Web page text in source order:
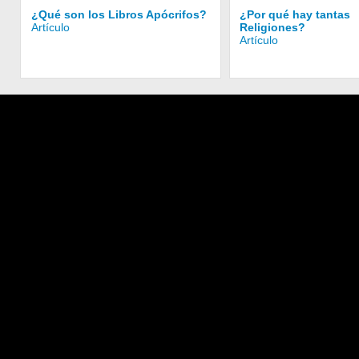
¿Qué son los Libros Apócrifos?
Artículo
¿Por qué hay tantas
Religiones?
Artículo